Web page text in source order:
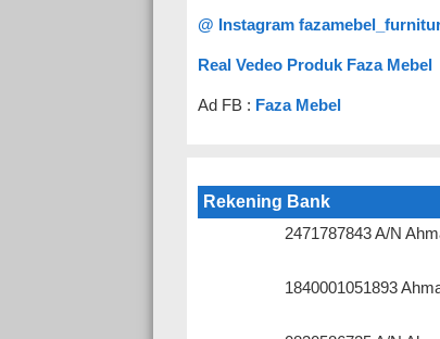
@ Instagram
Real Vedeo Produk Faza Mebel
Ad FB : Faza Mebel
Rekening Bank
2471787843 A/N
1840001051893